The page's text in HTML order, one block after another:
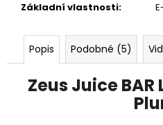
Základní vlastnosti:
Popis Podobné (5)
Zeus Juice
Kč
195